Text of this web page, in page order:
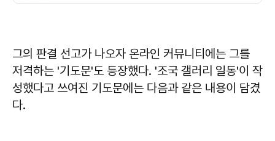
그의 판결 선고가 나오자 온라인 커뮤니티에는 그를
저격하는 '기도문'도 등장했다. '조국 갤러리 일동'이 작
성했다고 쓰여진 기도문에는 다음과 같은 내용이 담겼
다.